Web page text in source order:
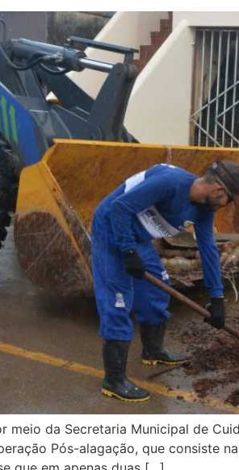
meio da Secretaria Municipal de
Pós-alagação, que consiste